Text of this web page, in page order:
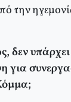
την
δεν
για